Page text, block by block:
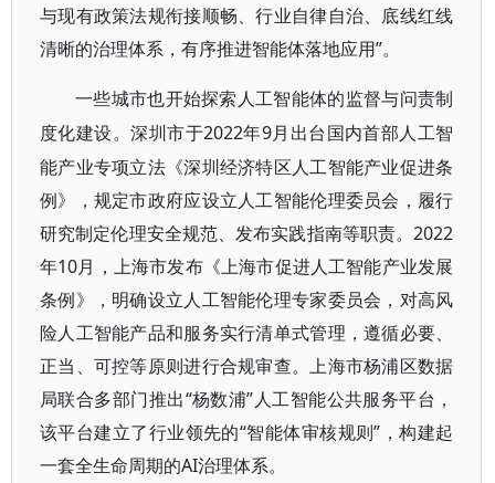
与现有政策法规衔接顺畅、行业自律自治、底线红线
清晰的治理体系，有序推进智能体落地应用”。
一些城市也开始探索人工智能体的监督与问责制
度化建设。深圳市于2022年9月出台国内首部人工智
能产业专项立法《深圳经济特区人工智能产业促进条
例》，规定市政府应设立人工智能伦理委员会，履行
研究制定伦理安全规范、发布实践指南等职责。2022
年10月，上海市发布《上海市促进人工智能产业发展
条例》，明确设立人工智能伦理专家委员会，对高风
险人工智能产品和服务实行清单式管理，遵循必要、
正当、可控等原则进行合规审查。上海市杨浦区数据
局联合多部门推出“杨数浦”人工智能公共服务平台，
该平台建立了行业领先的“智能体审核规则”，构建起
一套全生命周期的AI治理体系。